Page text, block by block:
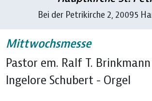
Bei der Petrikirche 2, 20095
Mittwochsmesse
Pastor em. Ralf T. Brinkmann |
Ingelore Schubert - Orgel